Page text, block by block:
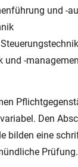
und -
und -
Den
bilden eine
Prüfung.